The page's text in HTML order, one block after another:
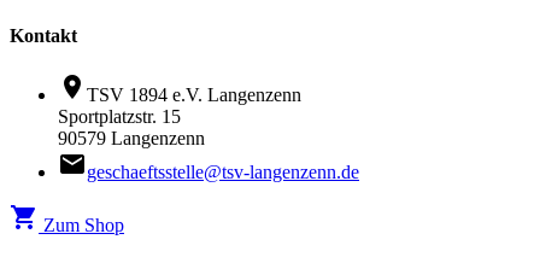
Kontakt
location_on TSV 1894 e.V. Langenzenn
Sportplatzstr. 15
90579 Langenzenn
emailgeschaeftsstelle@tsv-langenzenn.de
shopping_cart Zum Shop